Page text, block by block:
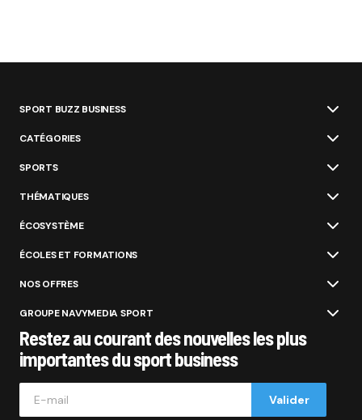
SPORT BUZZ BUSINESS
CATÉGORIES
SPORTS
THÉMATIQUES
ÉCOSYSTÈME
ÉCOLES ET FORMATIONS
NOS OFFRES
GROUPE NAVYMEDIA SPORT
Restez au courant des nouvelles les plus
importantes du sport business
Valider